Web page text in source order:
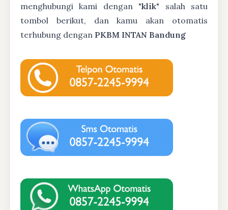
menghubungi kami dengan "klik" salah satu
tombol berikut, dan kamu akan otomatis
terhubung dengan PKBM INTAN Bandung